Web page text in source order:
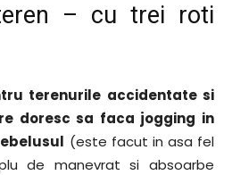
– cu trei roti
terenurile accidentate si
doresc sa faca jogging in
(este facut in asa fel
de manevrat si absoarbe